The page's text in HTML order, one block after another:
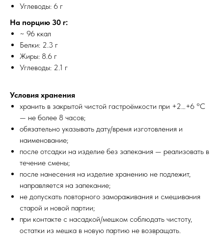
Углеводы: 6 г
На порцию 30 г:
~ 96 ккал
Белки: 2.3 г
Жиры: 8.6 г
Углеводы: 2.1 г
Условия хранения
хранить в закрытой чистой гастроёмкости при +2…+6 °C
— не более 8 часов;
обязательно указывать дату/время изготовления и
наименование;
после отсадки на изделие без запекания — реализовать в
течение смены;
после нанесения на изделие хранению не подлежит,
направляется на запекание;
не допускать повторного замораживания и смешивания
старой и новой партии;
при контакте с насадкой/мешком соблюдать чистоту,
остатки из мешка в новую партию не возвращать.